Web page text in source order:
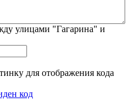
улицами "Гагарина" и
код